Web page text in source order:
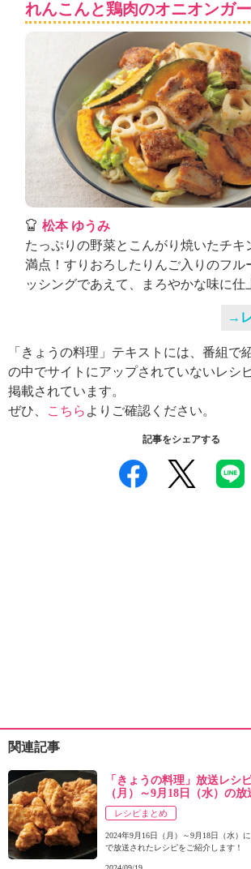
れんこんと鶏肉のオニオンガ
松本 ゆうみ
たっぷりの野菜とこんがり焼いたチキ
満点！すりおろしたりんご入りのフル
ッシングであえて、まろやかな味に仕
→
「きょうの料理」テキストには、番組で
の中でサイトにアップされていないレシ
掲載されています。
ぜひ、
こちら よりご確認ください。
記事をシェアする
関連記事
「きょうの料理」放送レシ
（月）～9月18日（水）の
レシピまとめ
2024年9月16日（月）～9月18日（水）
で放送されたレシピをご紹介します！